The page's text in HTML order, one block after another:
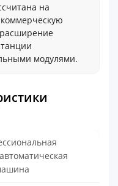
на
расширение
модулями.